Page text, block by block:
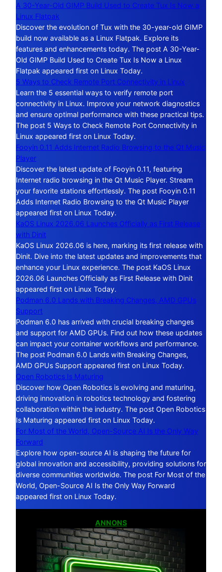
A 30-Year-Old GIMP Build Used to Create Tux Is Now a
Linux Flatpak
Discover the evolution of Tux with the 30-year-old GIMP
build now available as a Linux Flatpak. Explore its
features and enhancements today. The post A 30-Year-
Old GIMP Build Used to Create Tux Is Now a Linux
Flatpak appeared first on Linux Today.
5 Ways to Check Remote Port Connectivity in Linux
Learn the 5 essential ways to verify remote port
connectivity in Linux. Improve your network diagnostics
and ensure optimal performance with these practical tips.
The post 5 Ways to Check Remote Port Connectivity in
Linux appeared first on Linux Today.
Fooyin 0.11 Adds Internet Radio Browsing to the Qt Music
Player
Discover the latest update of Fooyin 0.11, featuring
Internet radio browsing in the Qt Music Player. Stream
your favorite stations effortlessly. The post Fooyin 0.11
Adds Internet Radio Browsing to the Qt Music Player
appeared first on Linux Today.
KaOS Linux 2026.06 Launches Officially as First Release
with Dinit
KaOS Linux 2026.06 is here, marking its first release with
Dinit. Dive into the latest updates and improvements that
enhance your Linux experience. The post KaOS Linux
2026.06 Launches Officially as First Release with Dinit
appeared first on Linux Today.
Podman 6.0 Lands with Breaking Changes, AMD GPUs
Support
Podman 6.0 has arrived with crucial breaking changes
and support for AMD GPUs. Find out how these updates
can impact your container workflows and performance.
The post Podman 6.0 Lands with Breaking Changes,
AMD GPUs Support appeared first on Linux Today.
Open Robotics Is Maturing
Discover how Open Robotics is evolving and maturing,
driving innovation in robotics technology and fostering
collaboration within the industry. The post Open Robotics
Is Maturing appeared first on Linux Today.
For Most of the World, Open-Source AI Is the Only Way
Forward
Explore how open-source AI is shaping the future for
global innovation and accessibility, providing solutions for
diverse communities worldwide. The post For Most of the
World, Open-Source AI Is the Only Way Forward
appeared first on Linux Today.
ANNONS